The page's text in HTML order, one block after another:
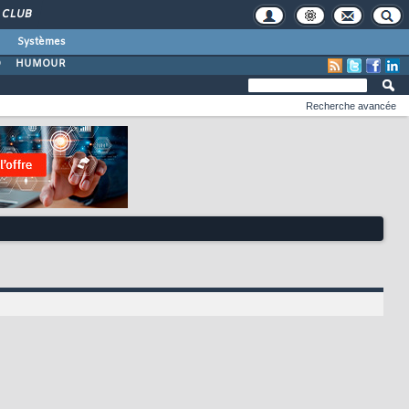
CLUB
Systèmes
HUMOUR
Recherche avancée